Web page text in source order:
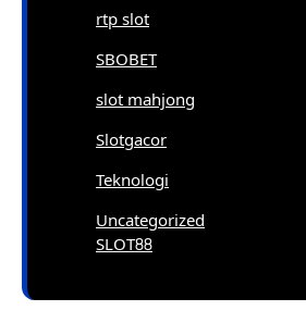
rtp slot
SBOBET
slot mahjong
Slotgacor
Teknologi
Uncategorized
SLOT88